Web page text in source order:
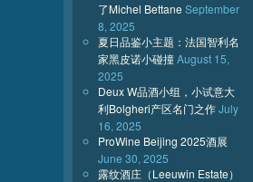
了Michel Bettane September
8, 2025
夏日品鉴小主题：法国智利名
家黑皮诺小碰撞August 15,
2025
Deux W品酒小组，小试意大
利Bolgheri产区名门之作July
16, 2025
ProWine Beijing 2025酒展
June 30, 2025
露纹酒庄（Leeuwin Estate）